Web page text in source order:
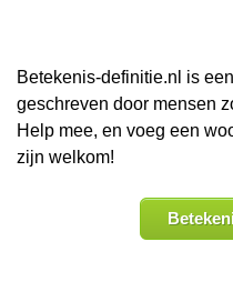
Betekenis-definitie.nl is
geschreven door mensen
Help mee, en voeg een
zijn welkom!